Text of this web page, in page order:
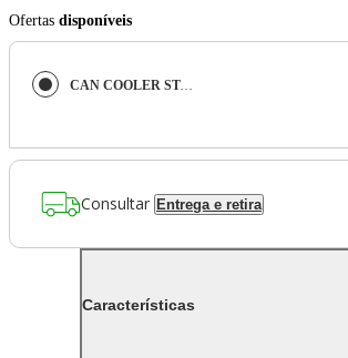
Ofertas disponíveis
CAN COOLER STANLEY EVERYDAY COM CANUDO 296ML QUARTZ ROSE 08566-00
Consultar Entrega e retira
Características